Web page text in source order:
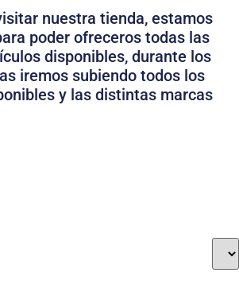
nuestra tienda, estamos
poder ofreceros todas las
disponibles, durante los
iremos subiendo todos los
y las distintas marcas